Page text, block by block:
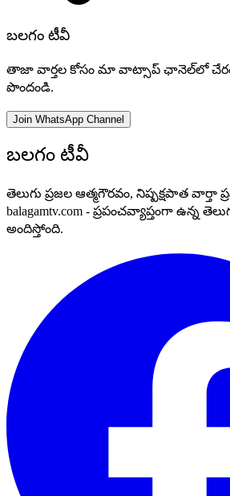
బలగం టీవీ
తాజా వార్తల కోసం మా వాట్సాప్ ఛానెల్‌లో
పొందండి.
Join WhatsApp Channel
బలగం టీవీ
తెలుగు ప్రజల ఆత్మగౌరవం, నిష్పక్షపాత వార్తా
balagamtv.com - ప్రపంచవ్యాప్తంగా ఉన్న
అందిస్తోంది.